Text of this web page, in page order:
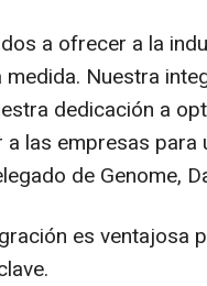
a ofrecer a la
Nuestra
dedicación a
las empresas para
de Genome,
es ventajosa